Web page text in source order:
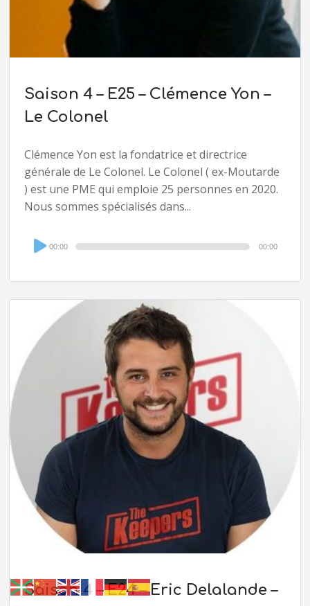
Saison 4 – E25 – Clémence Yon –
Le Colonel
Clémence Yon est la fondatrice et directrice
générale de Le Colonel. Le Colonel ( ex-Moutarde
) est une PME qui emploie 25 personnes en 2020.
Nous sommes spécialisés dans...
Audio
Player
00:00 00:00
Saison 4 – E24 – Eric Delalande –